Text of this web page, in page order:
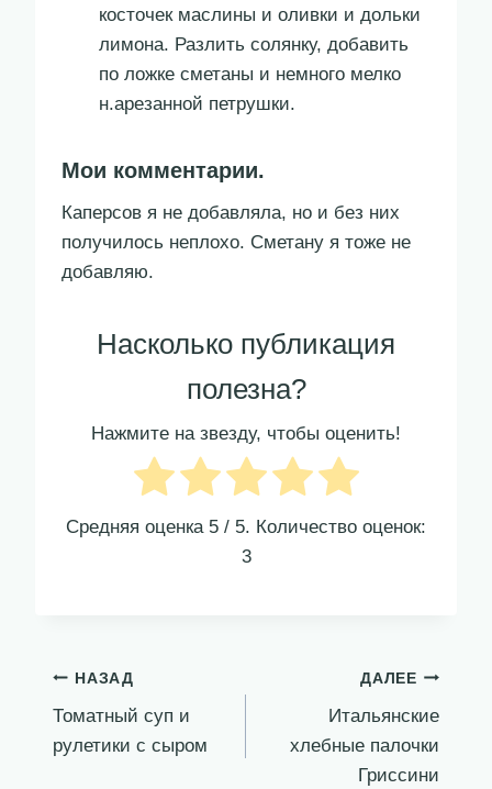
косточек маслины и олив­ки и дольки
лимона. Разлить со­лянку, добавить
по лож­ке сметаны и немного мелко
н.а­резанной петрушки.
Мои комментарии.
Каперсов я не добавляла, но и без них
получилось неплохо. Сметану я тоже не
добавляю.
Насколько публикация
полезна?
Нажмите на звезду, чтобы оценить!
Средняя оценка 5 / 5. Количество оценок:
3
Навигация
по
НАЗАД
Томатный суп и
рулетики с сыром
ДАЛЕЕ
Итальянские
хлебные палочки
Гриссини